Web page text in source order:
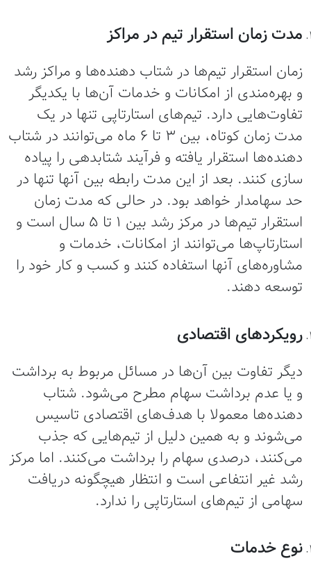
مدت زمان استقرار تیم در مراکز
زمان استقرار تیم‌ها در شتاب دهنده‌ها و مراکز رشد
و بهره‌مندی از امکانات و خدمات آن‌ها با یکدیگر
تفاوت‌هایی دارد. تیم‌های استارتاپی تنها در یک
مدت زمان کوتاه، بین 3 تا 6 ماه می‌توانند در شتاب
دهنده‌ها استقرار یافته و فرآیند شتابدهی را پیاده
سازی کنند. بعد از این مدت رابطه بین آنها تنها در
حد سهامدار خواهد بود. در حالی که مدت زمان
استقرار تیم‌ها در مرکز رشد بین 1 تا 5 سال است و
استارتاپ‌ها می‌توانند از امکانات، خدمات و
مشاوره‌های آنها استفاده کنند و کسب و کار خود را
توسعه دهند.
رویکردهای اقتصادی
دیگر تفاوت بین آن‌ها در مسائل مربوط به برداشت
و یا عدم برداشت سهام مطرح می‌شود. شتاب
دهنده‌ها معمولا با هدف‌های اقتصادی تاسیس
می‌شوند و به همین دلیل از تیم‌هایی که جذب
می‌کنند، درصدی سهام را برداشت می‌کنند. اما مرکز
رشد غیر انتفاعی است و انتظار هیچگونه دریافت
سهامی از تیم‌های استارتاپی را ندارد.
نوع خدمات